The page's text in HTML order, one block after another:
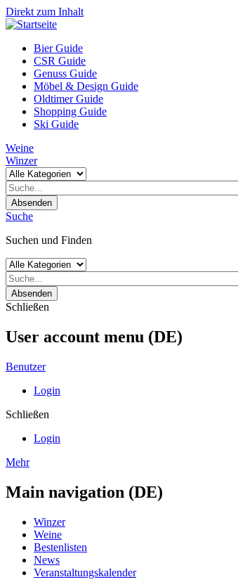
Direkt zum Inhalt
Bier Guide
CSR Guide
Genuss Guide
Möbel & Design Guide
Oldtimer Guide
Shopping Guide
Ski Guide
Weine
Winzer
Absenden
Suche
Suchen und Finden
Absenden
Schließen
User account menu (DE)
Benutzer
Login
Schließen
Login
Mehr
Main navigation (DE)
Winzer
Weine
Bestenlisten
News
Veranstaltungskalender